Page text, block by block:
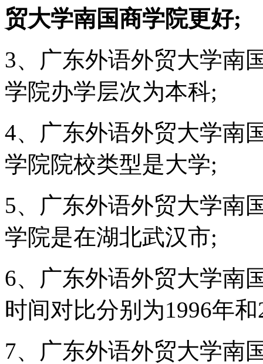
贸大学南国商学院更好;
3、广东外语外贸大学南
学院办学层次为本科;
4、广东外语外贸大学南
学院院校类型是大学;
5、广东外语外贸大学南
学院是在湖北武汉市;
6、广东外语外贸大学南
时间对比分别为1996年和
7、广东外语外贸大学南